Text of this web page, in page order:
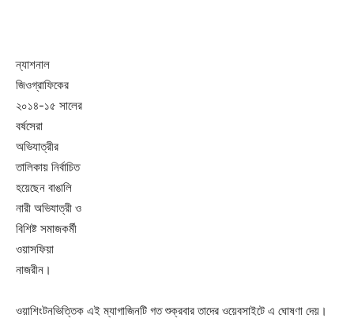
ন্যাশনাল
জিওগ্রাফিকের
২০১৪-১৫ সালের
বর্ষসেরা
অভিযাত্রীর
তালিকায় নির্বাচিত
হয়েছেন বাঙালি
নারী অভিযাত্রী ও
বিশিষ্ট সমাজকর্মী
ওয়াসফিয়া
নাজরীন।
ওয়াশিংটনভিত্তিক এই ম্যাগাজিনটি গত শুক্রবার তাদের ওয়েবসাইটে এ ঘোষণা দেয়।